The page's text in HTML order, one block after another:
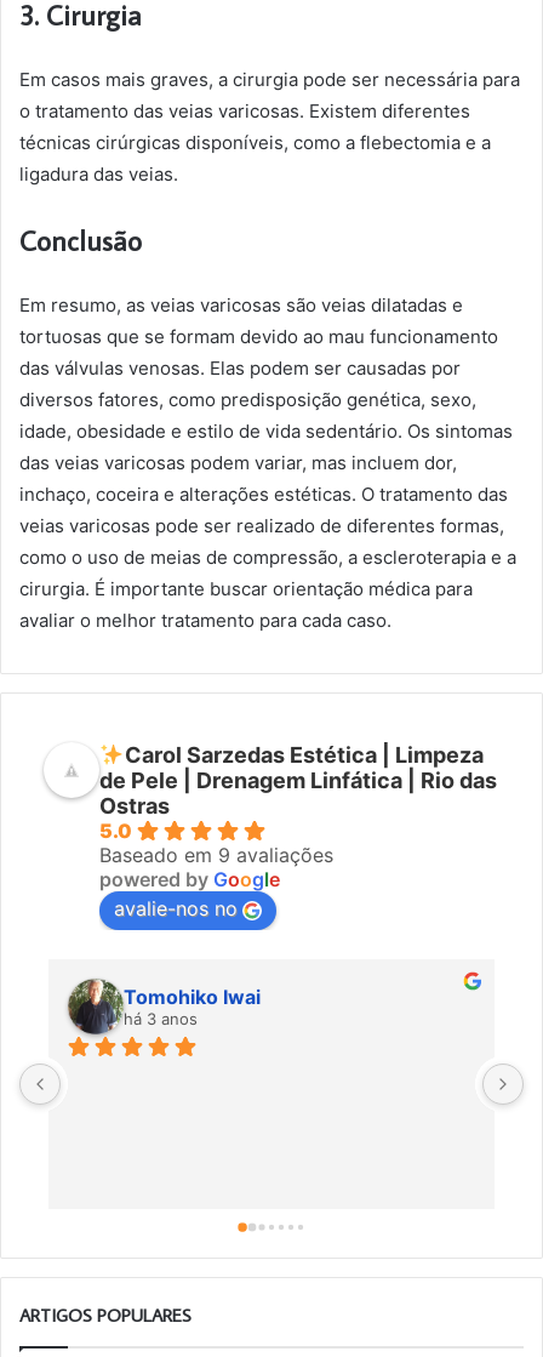
3. Cirurgia
Em casos mais graves, a cirurgia pode ser necessária para
o tratamento das veias varicosas. Existem diferentes
técnicas cirúrgicas disponíveis, como a flebectomia e a
ligadura das veias.
Conclusão
Em resumo, as veias varicosas são veias dilatadas e
tortuosas que se formam devido ao mau funcionamento
das válvulas venosas. Elas podem ser causadas por
diversos fatores, como predisposição genética, sexo,
idade, obesidade e estilo de vida sedentário. Os sintomas
das veias varicosas podem variar, mas incluem dor,
inchaço, coceira e alterações estéticas. O tratamento das
veias varicosas pode ser realizado de diferentes formas,
como o uso de meias de compressão, a escleroterapia e a
cirurgia. É importante buscar orientação médica para
avaliar o melhor tratamento para cada caso.
Carol Sarzedas Estética | Limpeza
de Pele | Drenagem Linfática | Rio das
Ostras
5.0
Baseado em 9 avaliações
powered by Google
avalie-nos no
Tomohiko Iwai
há 3 anos
ARTIGOS POPULARES